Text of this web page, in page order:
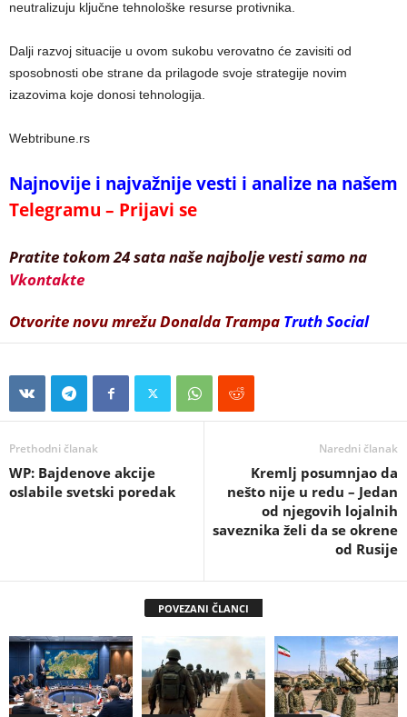
neutralizuju ključne tehnološke resurse protivnika.
Dalji razvoj situacije u ovom sukobu verovatno će zavisiti od
sposobnosti obe strane da prilagode svoje strategije novim
izazovima koje donosi tehnologija.
Webtribune.rs
Najnovije i najvažnije vesti i analize na našem
Telegramu – Prijavi se
Pratite tokom 24 sata naše najbolje vesti samo na
Vkontakte
Otvorite novu mrežu Donalda Trampa Truth Social
Prethodni članak
WP: Bajdenove akcije
oslabile svetski poredak
Naredni članak
Kremlj posumnjao da
nešto nije u redu – Jedan
od njegovih lojalnih
saveznika želi da se okrene
od Rusije
POVEZANI ČLANCI